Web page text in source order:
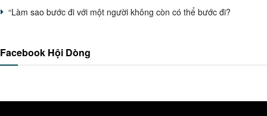
“Làm sao bước đi với một người không còn có thể bước đi?
Facebook Hội Dòng